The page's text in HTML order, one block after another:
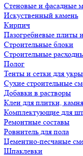
Стеновые и фасадные
Искуственный камень
Кирпич
Пазогребневые плиты
Строительные блоки
Строительные
Полог
Тенты и сетки для
Сухие строительные
Добавки в растворы
Клеи для плитки,
Комплектующие для
Ремонтные составы
Ровнитель для пола
Цементно-песчаные
Шпаклевки